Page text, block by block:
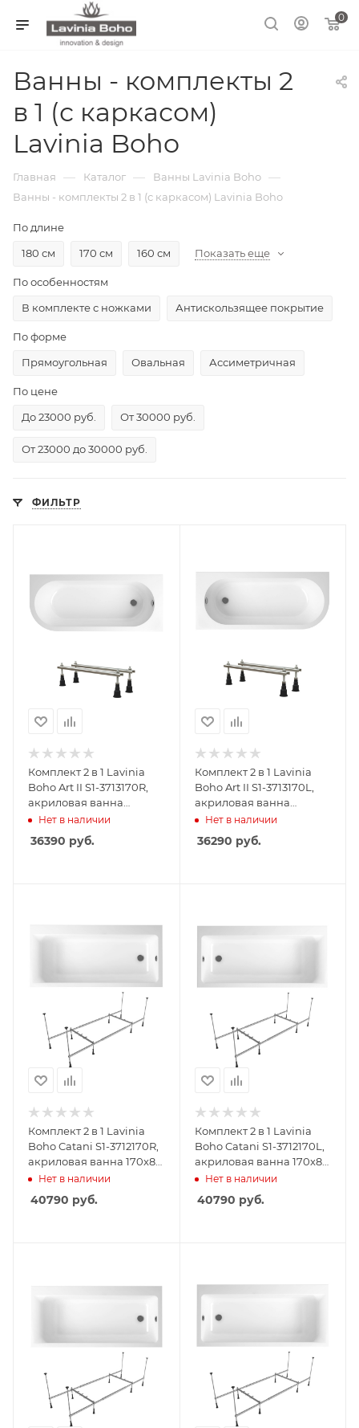
0
Ванны - комплекты 2
в 1 (с каркасом)
Lavinia Boho
Главная — Каталог — Ванны Lavinia Boho —
Ванны - комплекты 2 в 1 (с каркасом) Lavinia Boho
По длине
180 см
170 см 160 см Показать еще
По особенностям
В комплекте с ножками
Антискользящее покрытие
По форме
Прямоугольная
Овальная Ассиметричная
По цене
До 23000 руб.
От 30000 руб.
От 23000 до 30000 руб.
ФИЛЬТР
Комплект 2 в 1 Lavinia
Boho Art II S1-3713170R,
акриловая ванна
170x72,5 см (правый
разворот), усиленные
металлические ножки с
Нет в наличии
36390 руб.
Комплект 2 в 1 Lavinia
Boho Art II S1-3713170L,
акриловая ванна
170x72,5 см (левый
разворот), усиленные
металлические ножки с
Нет в наличии
36290 руб.
Комплект 2 в 1 Lavinia
Boho Catani S1-3712170R,
акриловая ванна 170x80
см (правый разворот),
металлический каркас с
Нет в наличии
40790 руб.
Комплект 2 в 1 Lavinia
Boho Catani S1-3712170L,
акриловая ванна 170x80
см (левый разворот),
металлический каркас с
Нет в наличии
40790 руб.